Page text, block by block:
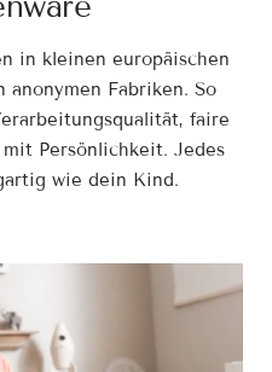
in kleinen europäischen
Fabriken. So
faire
Persönlichkeit. Jedes
wie dein Kind.